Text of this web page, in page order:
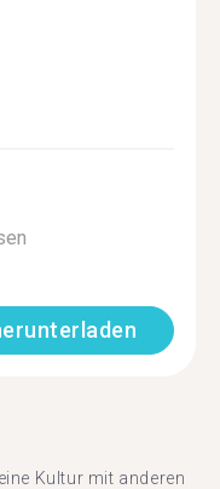
Kultur mit anderen